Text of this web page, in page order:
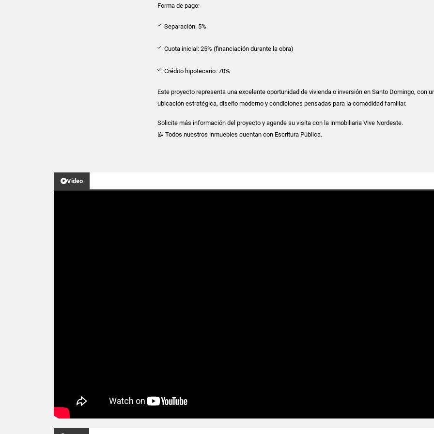
Forma de pago:
Separación: 5%
Cuota inicial: 25% (financiación durante la obra)
Crédito hipotecario: 70%
Este proyecto representa una excelente oportunidad de vivienda o inversión en Santo Domingo, con
ubicación estratégica, diseño moderno y condiciones pensadas para la comodidad familiar.
Solicite más información del proyecto y agende su visita con la inmobiliaria Vive Nordeste.
📝 Todos nuestros inmuebles cuentan con Escritura Pública.
Video